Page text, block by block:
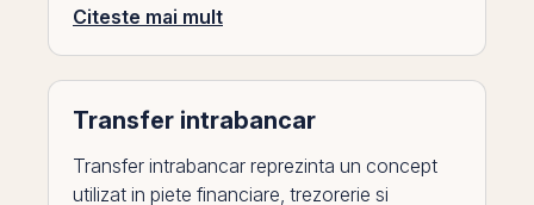
Citeste mai mult
Transfer intrabancar
Transfer intrabancar reprezinta un concept
utilizat in piete financiare, trezorerie si